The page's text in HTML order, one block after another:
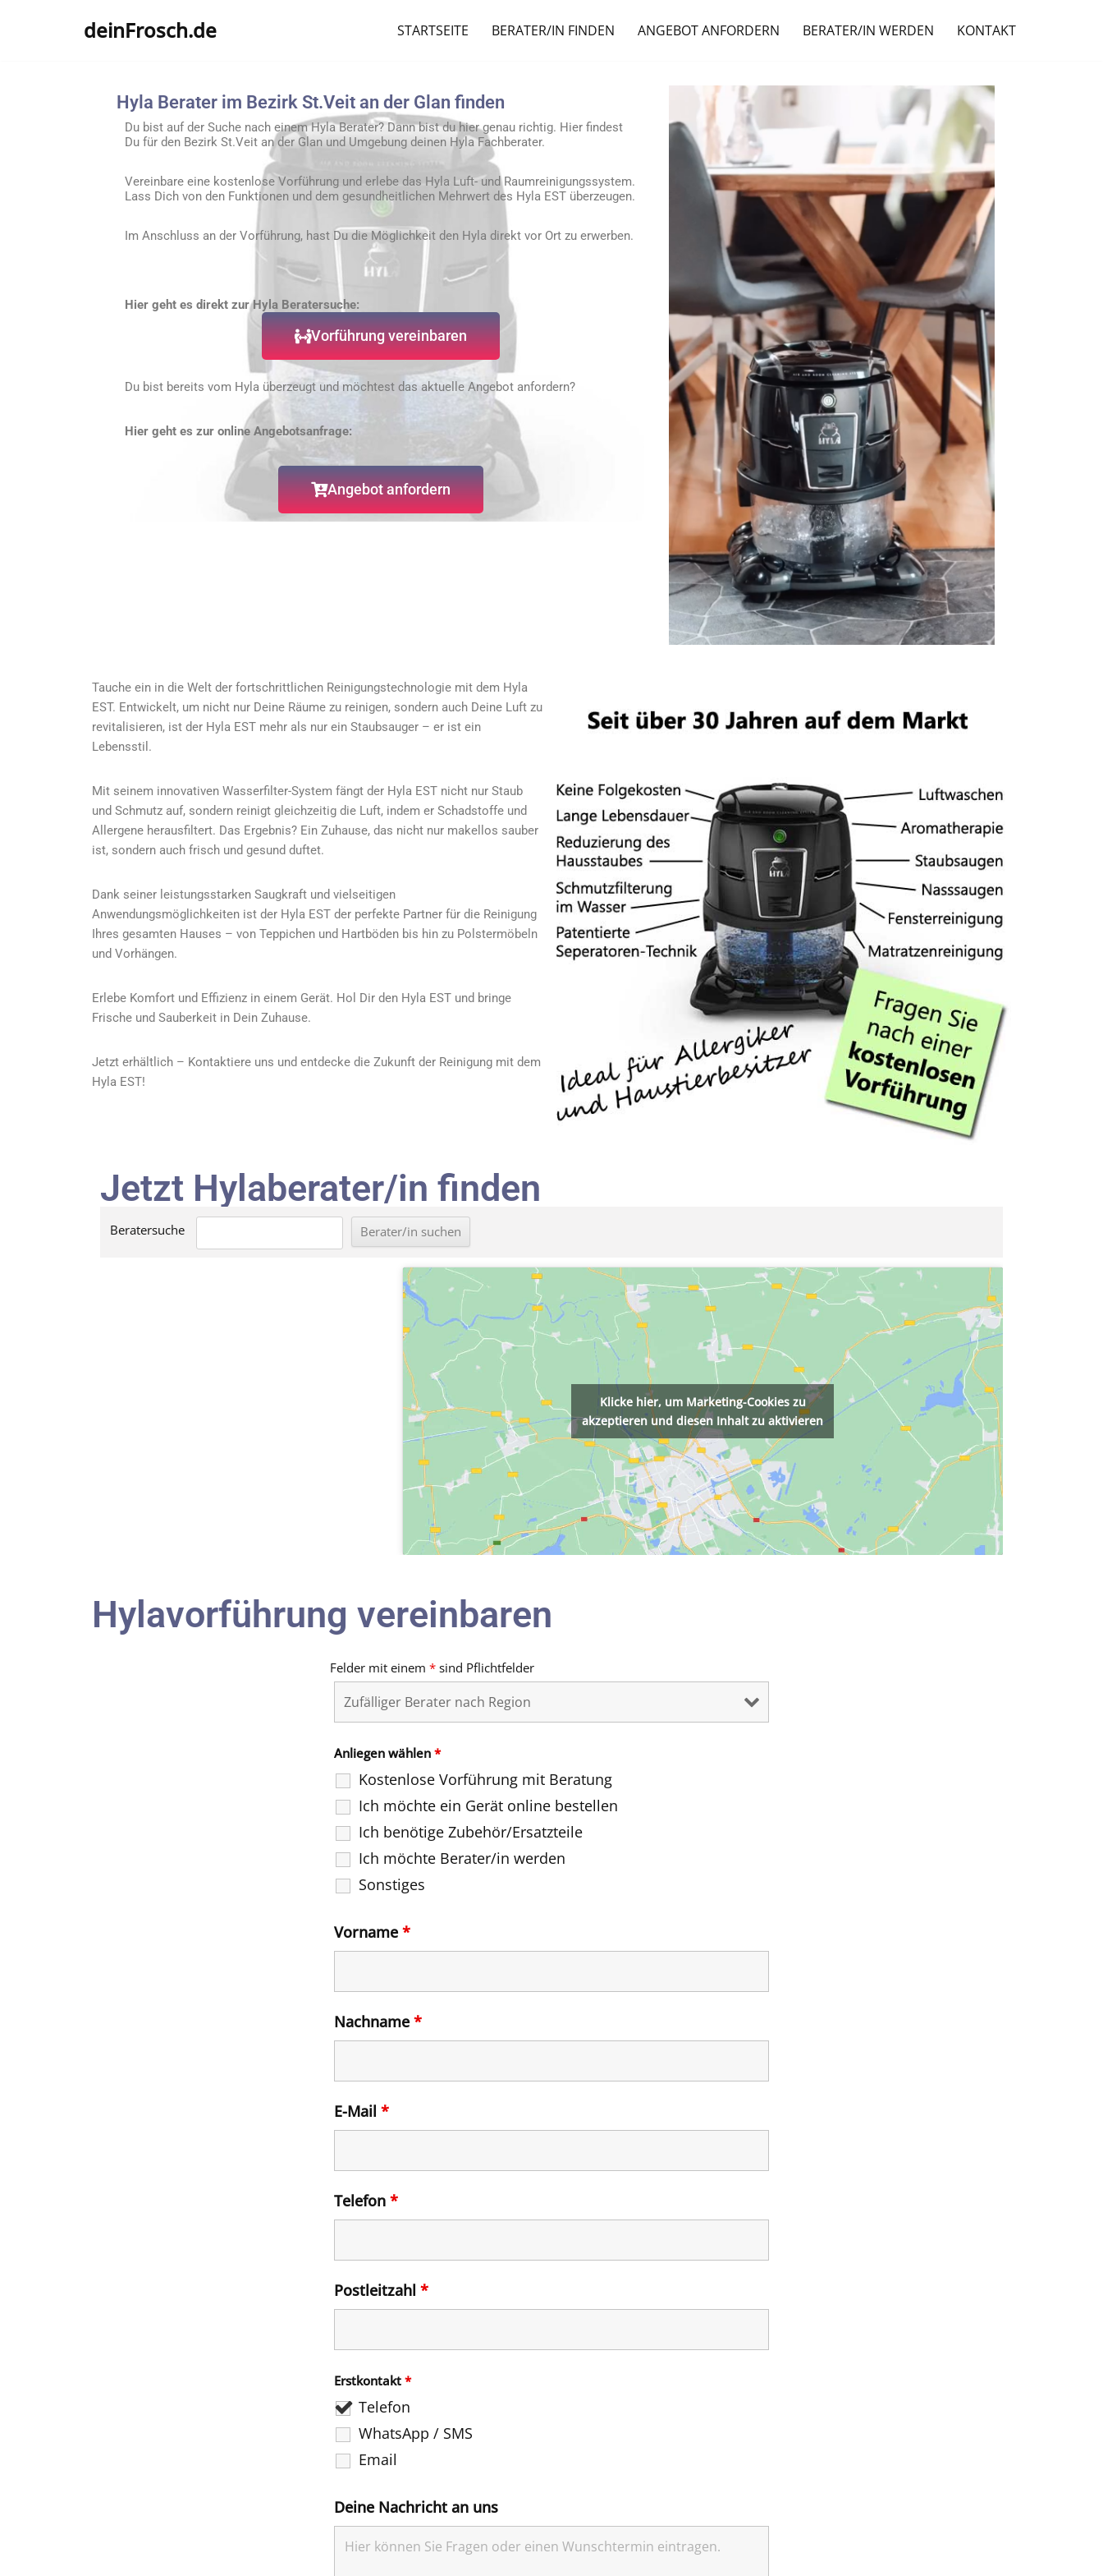
deinFrosch.de STARTSEITE BERATER/IN FINDEN ANGEBOT ANFORDERN BERATER/IN WERDEN KONTAKT
Hyla Berater im Bezirk St.Veit an der Glan finden
Du bist auf der Suche nach einem Hyla Berater? Dann bist du hier genau richtig. Hier findest
Du für den Bezirk St.Veit an der Glan und Umgebung deinen Hyla Fachberater.
Vereinbare eine kostenlose Vorführung und erlebe das Hyla Luft- und Raumreinigungssystem.
Lass Dich von den Funktionen und dem gesundheitlichen Mehrwert des Hyla EST überzeugen.
Im Anschluss an der Vorführung, hast Du die Möglichkeit den Hyla direkt vor Ort zu erwerben.
Hier geht es direkt zur Hyla Beratersuche:
Vorführung vereinbaren
Du bist bereits vom Hyla überzeugt und möchtest das aktuelle Angebot anfordern?
Hier geht es zur online Angebotsanfrage:
Angebot anfordern
Tauche ein in die Welt der fortschrittlichen Reinigungstechnologie mit dem Hyla
EST. Entwickelt, um nicht nur Deine Räume zu reinigen, sondern auch Deine Luft zu
revitalisieren, ist der Hyla EST mehr als nur ein Staubsauger – er ist ein
Lebensstil.
Mit seinem innovativen Wasserfilter-System fängt der Hyla EST nicht nur Staub
und Schmutz auf, sondern reinigt gleichzeitig die Luft, indem er Schadstoffe und
Allergene herausfiltert. Das Ergebnis? Ein Zuhause, das nicht nur makellos sauber
ist, sondern auch frisch und gesund duftet.
Dank seiner leistungsstarken Saugkraft und vielseitigen
Anwendungsmöglichkeiten ist der Hyla EST der perfekte Partner für die Reinigung
Ihres gesamten Hauses – von Teppichen und Hartböden bis hin zu Polstermöbeln
und Vorhängen.
Erlebe Komfort und Effizienz in einem Gerät. Hol Dir den Hyla EST und bringe
Frische und Sauberkeit in Dein Zuhause.
Jetzt erhältlich – Kontaktiere uns und entdecke die Zukunft der Reinigung mit dem
Hyla EST!
Jetzt Hylaberater/in finden
Beratersuche
Klicke hier, um Marketing-Cookies zu
akzeptieren und diesen Inhalt zu aktivieren
Hylavorführung vereinbaren
Felder mit einem * sind Pflichtfelder
Anliegen wählen *
Kostenlose Vorführung mit Beratung
Ich möchte ein Gerät online bestellen
Ich benötige Zubehör/Ersatzteile
Ich möchte Berater/in werden
Sonstiges
Vorname *
Nachname *
E-Mail *
Telefon *
Postleitzahl *
Erstkontakt *
Telefon
WhatsApp / SMS
Email
Deine Nachricht an uns